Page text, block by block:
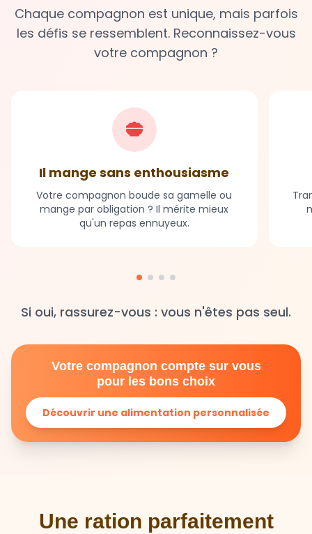
Chaque compagnon est unique, mais parfois
les défis se ressemblent. Reconnaissez-vous
votre compagnon ?
Il mange sans enthousiasme
Votre compagnon boude sa gamelle ou
mange par obligation ? Il mérite mieux
qu'un repas ennuyeux.
Si oui, rassurez-vous : vous n'êtes pas seul.
Votre compagnon compte sur vous
pour les bons choix
Découvrir une alimentation personnalisée
Une ration parfaitement